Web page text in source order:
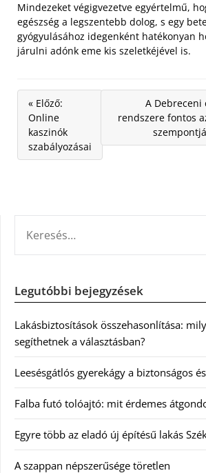
Mindezeket végigvezetve egyértelmű,
egészség a legszentebb dolog, s egy
gyógyulásához idegenként hatékonyan
járulni adónk eme kis szeletkéjével is.
« Előző:
Online
kaszinók
szabályozásai
A Debreceni
rendszere fontos
Legutóbbi bejegyzések
Lakásbiztosítások összehasonlítása:
segíthetnek a választásban?
Leesésgátlós gyerekágy a biztonságos
Falba futó tolóajtó: mit érdemes
Egyre több az eladó új építésű lakás
A szappan népszerűsége töretlen